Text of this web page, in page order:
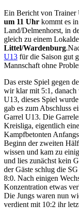
Ein Bericht von Trainer
um 11 Uhr kommt es
Land/Delmenhorst, in
gleich zu einem
Littel/Wardenburg
U13 für die Saison gut
Mannschaft ohne
Das erste Spiel gegen
wir klar mit 5:1,
U13, dieses Spiel
gab es zum Abschluss
Garrel U13. Die
Kreisliga, eigentlich
Kampfbetonten
Beginn der zweiten
wissen und kam zu
und lies zunächst kein
der Gäste schlug die
8:0. Nach einigen
Konzentration etwas
Die Jungs waren nun
verdient mit 10:2 ihr